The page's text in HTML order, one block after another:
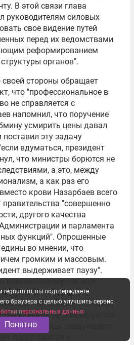
В этой связи глава
руководителям силовых
свое видение путей
перед их ведомствами
реформированием
органов".
своей стороны обращает
что "профессиональное в
не справляется с
напомнил, что поручение
усмирить цены давал
эту задачу
вдуматься, президент
что министры борются не
а это, между
а как раз его
крови Назарбаев всего
"совершенно
другого качества
и парламента
функций". Опрошенные
во мнении, что
громким и массовым.
выдерживает паузу".
мнению экспертов, еще
не снизит
ВВП. Массовые отставки,
в целом, прогнозируются
первые месяцы следующего
regnum.ru, вы подтверждаете
браузера с целью улучшить сервис.
персональных данных
Понятно